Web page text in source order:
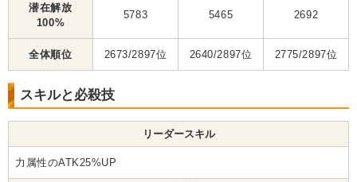
潜在解放
100%
5783 5465 2692
全体順位 2673/2897位 2640/2897位 2775/2897位
スキルと必殺技
リーダースキル
力属性のATK25%UP